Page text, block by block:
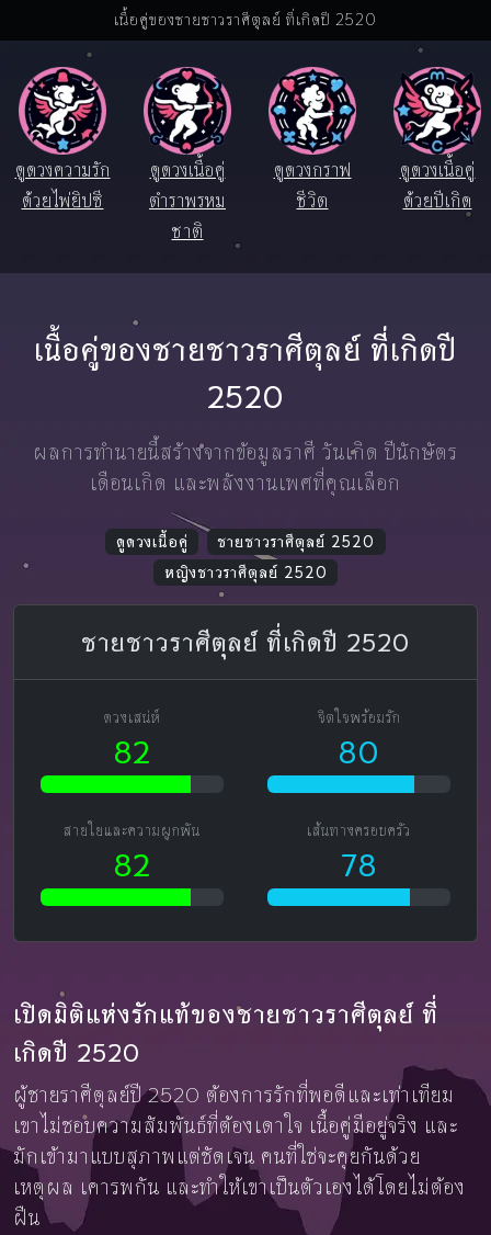
เนื้อคู่ของชายชาวราศีตุลย์ ที่เกิดปี 2520
ดูดวงความรัก
ด้วยไพ่ยิปซี
ดูดวงเนื้อคู่
ตำราพรหม
ชาติ
ดูดวงกราฟ
ชีวิต
ดูดวงเนื้อคู่
ด้วยปีเกิด
เนื้อคู่ของชายชาวราศีตุลย์ ที่เกิดปี
2520
ผลการทำนายนี้สร้างจากข้อมูลราศี วันเกิด ปีนักษัตร
เดือนเกิด และพลังงานเพศที่คุณเลือก
ดูดวงเนื้อคู่
ชายชาวราศีตุลย์ 2520
หญิงชาวราศีตุลย์ 2520
ชายชาวราศีตุลย์ ที่เกิดปี 2520
ดวงเสน่ห์
82
จิตใจพร้อมรัก
80
สายใยและความผูกพัน
82
เส้นทางครอบครัว
78
เปิดมิติแห่งรักแท้ของชายชาวราศีตุลย์ ที่
เกิดปี 2520
ผู้ชายราศีตุลย์ปี 2520 ต้องการรักที่พอดีและเท่าเทียม
เขาไม่ชอบความสัมพันธ์ที่ต้องเดาใจ เนื้อคู่มีอยู่จริง และ
มักเข้ามาแบบสุภาพแต่ชัดเจน คนที่ใช่จะคุยกันด้วย
เหตุผล เคารพกัน และทำให้เขาเป็นตัวเองได้โดยไม่ต้อง
ฝืน